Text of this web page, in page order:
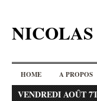
HOME A PROPOS
VENDREDI AOÛT